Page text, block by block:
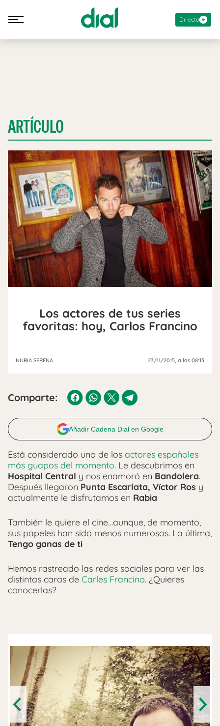
Directo
ARTÍCULO
Los actores de tus series
favoritas: hoy, Carlos Francino
NURIA SERENA 23/11/2015 , a las 08:13
Comparte:
Añadir Cadena Dial en Google
Está considerado uno de los actores españoles
más guapos del momento. Le descubrimos en
Hospital Central y nos enamoró en Bandolera.
Después llegaron Punta Escarlata, Víctor Ros y
actualmente le disfrutamos en Rabia
También le quiere el cine…aunque, de momento,
sus papeles han sido menos numerosos. La última,
Tengo ganas de ti
Hemos rastreado las redes sociales para ver las
distintas caras de Carles Francino. ¿Quieres
conocerlas?
Previous
Next